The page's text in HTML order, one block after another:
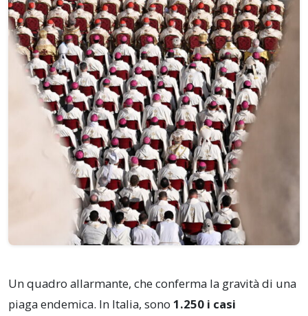
Un quadro allarmante, che conferma la gravità di una
piaga endemica. In Italia, sono 1.250 i casi